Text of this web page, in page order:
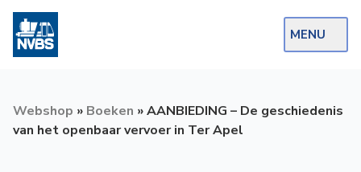
MENU
Op de Rails
Webshop » Boeken »AANBIEDING – De geschiedenis
van het openbaar vervoer in Ter Apel